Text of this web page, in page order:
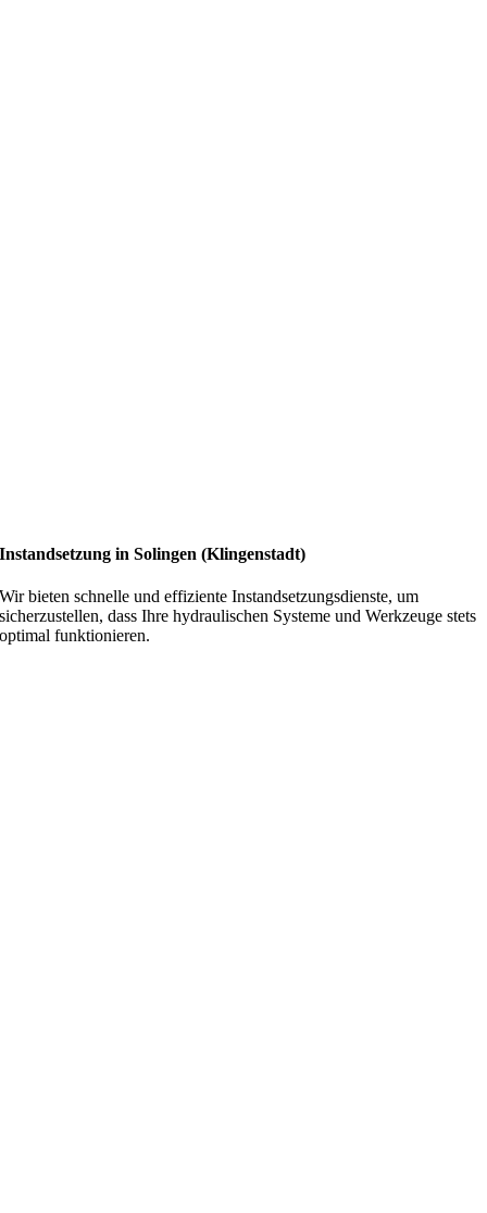
Instandsetzung in Solingen (Klingenstadt)
Wir bieten schnelle und effiziente Instandsetzungsdienste, um
sicherzustellen, dass Ihre hydraulischen Systeme und Werkzeuge stets
optimal funktionieren.